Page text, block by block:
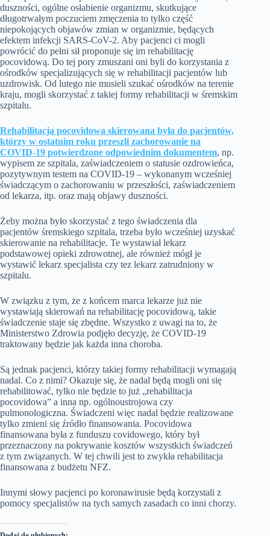
duszności, ogólne osłabienie organizmu, skutkujące
długotrwałym poczuciem zmęczenia to tylko część
niepokojących objawów zmian w organizmie, będących
efektem infekcji SARS-CoV-2. Aby pacjenci ci mogli
powrócić do pełni sił proponuje się im rehabilitację
pocovidową. Do tej pory zmuszani oni byli do korzystania z
ośrodków specjalizujących się w rehabilitacji pacjentów lub
uzdrowisk. Od lutego nie musieli szukać ośrodków na terenie
kraju, mogli skorzystać z takiej formy rehabilitacji w śremskim
szpitalu.
Rehabilitacja pocovidowa skierowana była do pacjentów,
którzy w ostatnim roku przeszli zachorowanie na
COVID-19 potwierdzone odpowiednim dokumentem, np.
wypisem ze szpitala, zaświadczeniem o statusie ozdrowieńca,
pozytywnym testem na COVID-19 – wykonanym wcześniej
świadczącym o zachorowaniu w przeszłości, zaświadczeniem
od lekarza, itp. oraz mają objawy duszności.
Żeby można było skorzystać z tego świadczenia dla
pacjentów śremskiego szpitala, trzeba było wcześniej uzyskać
skierowanie na rehabilitacje. Te wystawiał lekarz
podstawowej opieki zdrowotnej, ale również mógł je
wystawić lekarz specjalista czy tez lekarz zatrudniony w
szpitalu.
W związku z tym, że z końcem marca lekarze już nie
wystawiają skierowań na rehabilitację pocovidową, takie
świadczenie staje się zbędne. Wszystko z uwagi na to, że
Ministerstwo Zdrowia podjęło decyzję, że COVID-19
traktowany będzie jak każda inna choroba.
Są jednak pacjenci, którzy takiej formy rehabilitacji wymagają
nadal. Co z nimi? Okazuje się, że nadal będą mogli oni się
rehabilitować, tylko nie będzie to już „rehabilitacja
pocovidowa” a inna np. ogólnoustrojowa czy
pulmonologiczna. Świadczeni więc nadal będzie realizowane
tylko zmieni się źródło finansowania. Pocovidowa
finansowana była z funduszu covidowego, który był
przeznaczony na pokrywanie kosztów wszystkich świadczeń
z tym związanych. W tej chwili jest to zwykła rehabilitacja
finansowana z budżetu NFZ.
Innymi słowy pacjenci po koronawirusie będą korzystali z
pomocy specjalistów na tych samych zasadach co inni chorzy.